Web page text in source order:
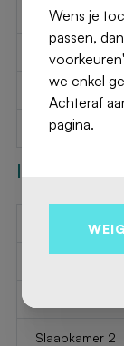
Terras
Aantal
Bouwjaar
Beschikbaar op
Interieur
Aantal wc's
Slaapkamer 2
Wens je
passen,
we enkel
Achteraf
pagina.